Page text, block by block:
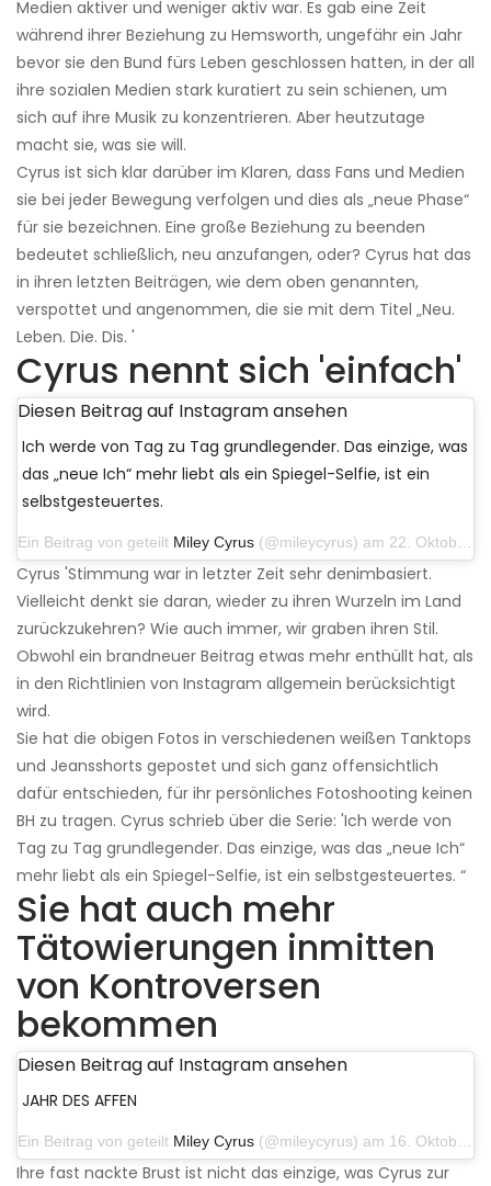
Medien aktiver und weniger aktiv war. Es gab eine Zeit
während ihrer Beziehung zu Hemsworth, ungefähr ein Jahr
bevor sie den Bund fürs Leben geschlossen hatten, in der all
ihre sozialen Medien stark kuratiert zu sein schienen, um
sich auf ihre Musik zu konzentrieren. Aber heutzutage
macht sie, was sie will.
Cyrus ist sich klar darüber im Klaren, dass Fans und Medien
sie bei jeder Bewegung verfolgen und dies als „neue Phase“
für sie bezeichnen. Eine große Beziehung zu beenden
bedeutet schließlich, neu anzufangen, oder? Cyrus hat das
in ihren letzten Beiträgen, wie dem oben genannten,
verspottet und angenommen, die sie mit dem Titel „Neu.
Leben. Die. Dis. '
Cyrus nennt sich 'einfach'
Diesen Beitrag auf Instagram ansehen
Ich werde von Tag zu Tag grundlegender. Das einzige, was
das „neue Ich“ mehr liebt als ein Spiegel-Selfie, ist ein
selbstgesteuertes.
Ein Beitrag von geteilt Miley Cyrus (@mileycyrus) am 22. Oktober 2019 um 11:39 Uhr PDT
Cyrus 'Stimmung war in letzter Zeit sehr denimbasiert.
Vielleicht denkt sie daran, wieder zu ihren Wurzeln im Land
zurückzukehren? Wie auch immer, wir graben ihren Stil.
Obwohl ein brandneuer Beitrag etwas mehr enthüllt hat, als
in den Richtlinien von Instagram allgemein berücksichtigt
wird.
Sie hat die obigen Fotos in verschiedenen weißen Tanktops
und Jeansshorts gepostet und sich ganz offensichtlich
dafür entschieden, für ihr persönliches Fotoshooting keinen
BH zu tragen. Cyrus schrieb über die Serie: 'Ich werde von
Tag zu Tag grundlegender. Das einzige, was das „neue Ich“
mehr liebt als ein Spiegel-Selfie, ist ein selbstgesteuertes. “
Sie hat auch mehr
Tätowierungen inmitten
von Kontroversen
bekommen
Diesen Beitrag auf Instagram ansehen
JAHR DES AFFEN
Ein Beitrag von geteilt Miley Cyrus (@mileycyrus) am 16. Oktober 2019 um 19:04 Uhr PDT
Ihre fast nackte Brust ist nicht das einzige, was Cyrus zur